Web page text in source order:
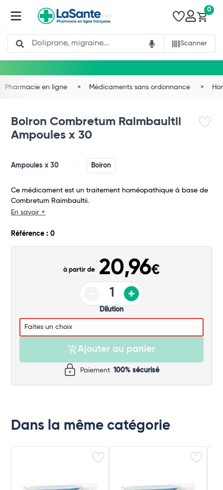
Search
Scanner
0
Total
Pharmacie en ligne Médicaments sans ordonnance
Boiron Combretum Raimbaultii
Ampoules x 30
Ampoules x 30 Boiron
Ce médicament est un traitement homéopathique à base de
Combretum Raimbaultii.
En savoir +
Référence : 0
à partir de 20,96€
Dilution
Ajouter au panier
Paiement 100% sécurisé
Dans la même catégorie